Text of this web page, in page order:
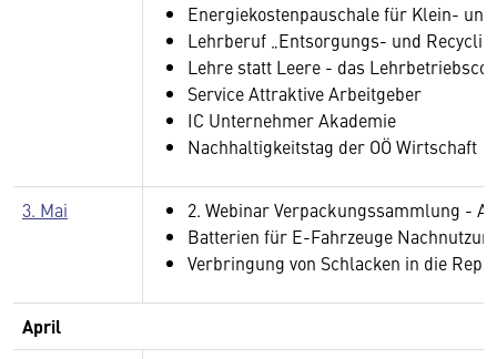
Energiekostenpauschale für Klein-
Lehrberuf „Entsorgungs- und
Lehre statt Leere - das
Service Attraktive Arbeitgeber
IC Unternehmer Akademie
Nachhaltigkeitstag der OÖ Wirtschaft
3. Mai
2. Webinar Verpackungssammlung
Batterien für E-Fahrzeuge
Verbringung von Schlacken in die
April